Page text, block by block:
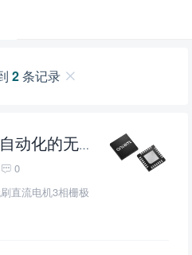
2条记录
直流电机3相栅极驱动器
0
直流电机3相栅极